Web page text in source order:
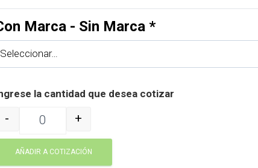
Marca - Sin Marca *
la cantidad que desea cotizar
Maletin Trolley Bag Norris VA-571 cantidad
- +
AÑADIR A COTIZACIÓN